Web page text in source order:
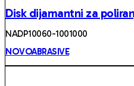
Disk dijamantni za
NADP10060-1001000
NOVOABRASIVE